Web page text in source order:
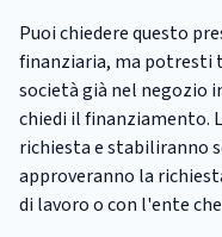
Puoi chiedere questo
finanziaria, ma potresti
società già nel negozio
chiedi il finanziamento.
richiesta e stabiliranno
approveranno la
di lavoro o con l'ente